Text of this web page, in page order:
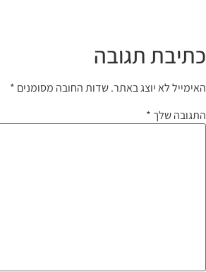
כתיבת תגובה
האימייל לא יוצג באתר.שדות החובה מסומנים *
התגובה שלך *